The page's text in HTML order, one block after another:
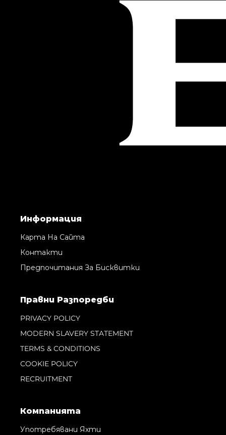
Информация
Карта На Сайта
Контакти
Предпочитания За Бисквитки
Правни Pазпоредби
PRIVACY POLICY
MODERN SLAVERY STATEMENT
TERMS & CONDITIONS
COOKIE POLICY
RECRUITMENT
Компанията
Употребявани Яхти